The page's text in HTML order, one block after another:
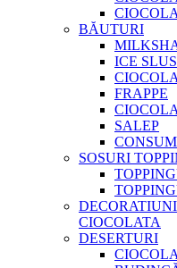
BĂUTURI
ICE
FRAPPE
SALEP
SOSURI
CIOCOLATA
DESERTURI